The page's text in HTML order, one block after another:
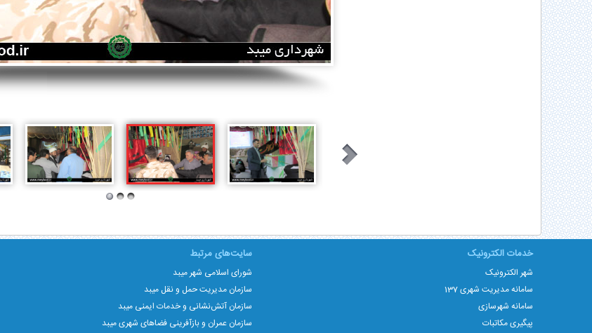
خدمات الکترونیک
شهر الکترونیک
سامانه مدیریت شهری 137
سامانه شهرسازی
پیگیری مکاتبات
سایت‌های مرتبط
شورای اسلامی شهر میبد
سازمان مدیریت حمل و نقل میبد
سازمان آتش‌نشانی و خدمات ایمنی میبد
سازمان عمران و بازآفرینی فضاهای شهری میبد